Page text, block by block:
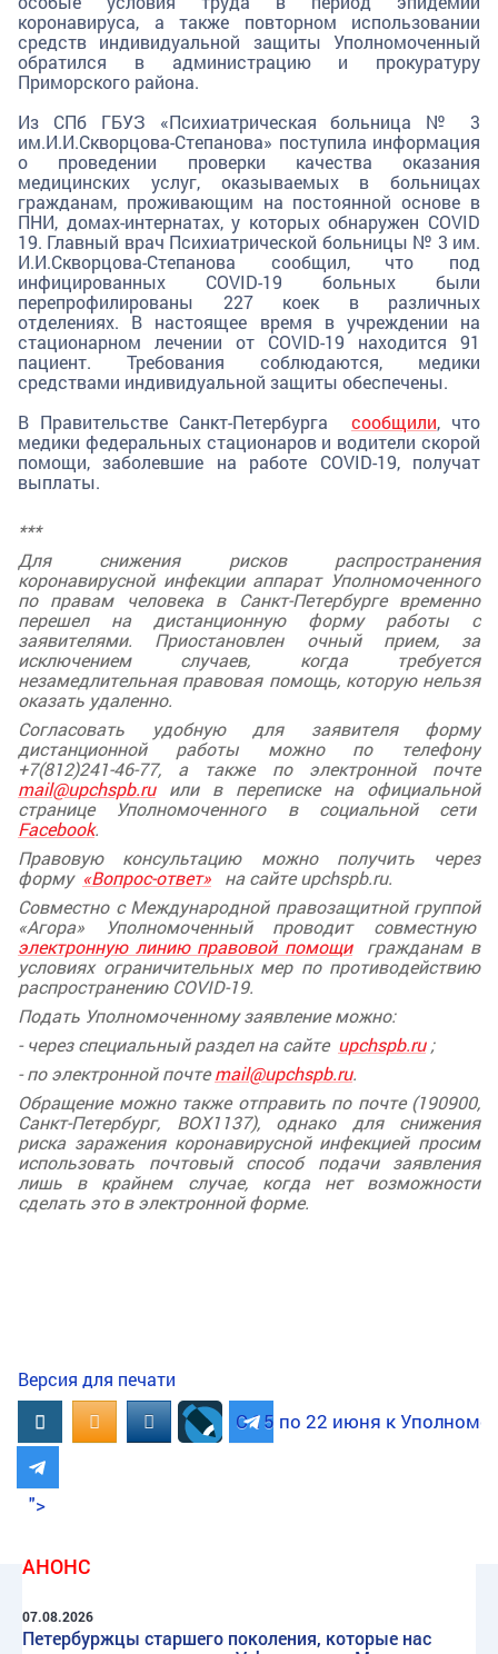
коронавируса, а также повторном использовании
средств индивидуальной защиты Уполномоченный
обратился в администрацию и прокуратуру
Приморского района.
Из СПб ГБУЗ «Психиатрическая больница № 3
им.И.И.Скворцова-Степанова» поступила информация
о проведении проверки качества оказания
медицинских услуг, оказываемых в больницах
гражданам, проживающим на постоянной основе в
ПНИ, домах-интернатах, у которых обнаружен COVID
19. Главный врач Психиатрической больницы № 3 им.
И.И.Скворцова-Степанова сообщил, что под
инфицированных COVID-19 больных были
перепрофилированы 227 коек в различных
отделениях. В настоящее время в учреждении на
стационарном лечении от COVID-19 находится 91
пациент. Требования соблюдаются, медики
средствами индивидуальной защиты обеспечены.
В Правительстве Санкт-Петербурга сообщили, что
медики федеральных стационаров и водители скорой
помощи, заболевшие на работе COVID-19, получат
выплаты.
***
Для снижения рисков распространения
коронавирусной инфекции аппарат Уполномоченного
по правам человека в Санкт-Петербурге временно
перешел на дистанционную форму работы с
заявителями. Приостановлен очный прием, за
исключением случаев, когда требуется
незамедлительная правовая помощь, которую нельзя
оказать удаленно.
Согласовать удобную для заявителя форму
дистанционной работы можно по телефону
+7(812)241-46-77, а также по электронной почте
mail@upchspb.ruили в переписке на официальной
странице Уполномоченного в социальной сети
Facebook.
Правовую консультацию можно получить через
форму «Вопрос-ответ»
на сайте upchspb.ru.
Совместно с Международной правозащитной группой
«Агора» Уполномоченный проводит совместную
электронную линию правовой помощи
гражданам в
условиях ограничительных мер по противодействию
распространению COVID-19.
Подать Уполномоченному заявление можно:
- через специальный раздел на сайте upchspb.ru ;
- по электронной почтеmail@upchspb.ru.
Обращение можно также отправить по почте (190900,
Санкт-Петербург, BOX1137), однако для снижения
риска заражения коронавирусной инфекцией просим
использовать почтовый способ подачи заявления
лишь в крайнем случае, когда нет возможности
сделать это в электронной форме.
Версия для печати
ВконтактеOK.RUMAIL.RU С 15 по 22 июня к
">
АНОНС
07.08.2026
Петербуржцы старшего поколения, которые нас